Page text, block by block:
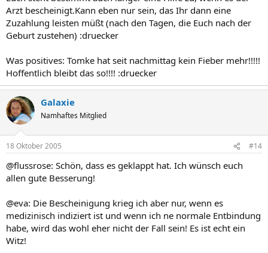
Arzt bescheinigt.Kann eben nur sein, das Ihr dann eine
Zuzahlung leisten müßt (nach den Tagen, die Euch nach der
Geburt zustehen) :druecker
Was positives: Tomke hat seit nachmittag kein Fieber mehr!!!!!
Hoffentlich bleibt das so!!!! :druecker
Galaxie
Namhaftes Mitglied
18 Oktober 2005 #14
@flussrose: Schön, dass es geklappt hat. Ich wünsch euch
allen gute Besserung!
@eva: Die Bescheinigung krieg ich aber nur, wenn es
medizinisch indiziert ist und wenn ich ne normale Entbindung
habe, wird das wohl eher nicht der Fall sein! Es ist echt ein
Witz!